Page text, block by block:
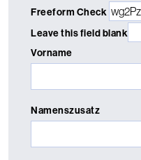
Freeform Check
Leave this field blank
Vorname
Namenszusatz